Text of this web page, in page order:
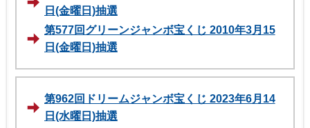
日(金曜日)抽選
第577回グリーンジャンボ宝くじ 2010年3月15
日(金曜日)抽選
第962回ドリームジャンボ宝くじ 2023年6月14
日(水曜日)抽選